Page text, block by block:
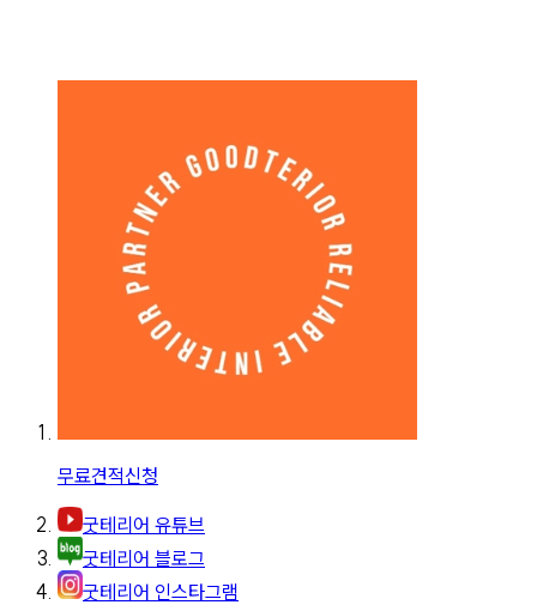
무료견적신청
굿테리어 유튜브
굿테리어 블로그
굿테리어 인스타그램